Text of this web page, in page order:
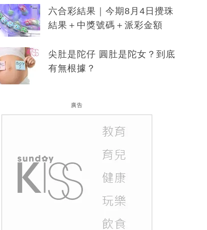
六合彩結果｜今期8月4日攪珠
結果＋中獎號碼＋派彩金額
尖肚是陀仔 圓肚是陀女？到底
有無根據？
廣告